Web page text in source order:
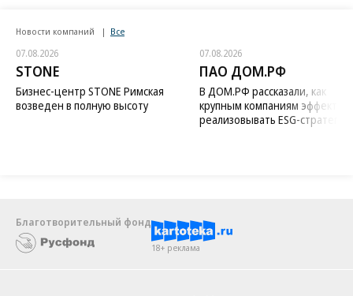
Новости компаний Все
07.08.2026
STONE
Бизнес-центр STONE Римская
возведен в полную высоту
07.08.2026
ПАО ДОМ.РФ
В ДОМ.РФ рассказали, как
крупным компаниям
реализовывать ESG-стратегию
Благотворительный фонд
18+ реклама